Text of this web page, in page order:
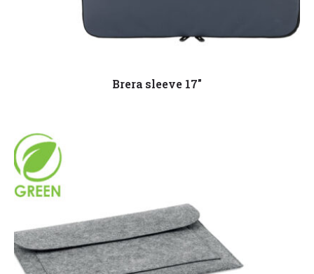
Leggi tutto
Brera sleeve 17″